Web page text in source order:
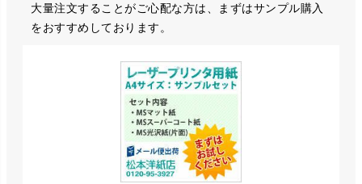
大量注文することがご心配な方は、まずはサンプル購入
をおすすめしております。